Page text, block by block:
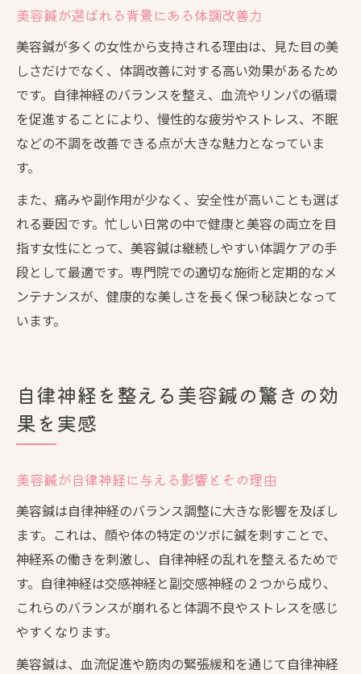
美容鍼が選ばれる背景にある体調改善力
美容鍼が多くの女性から支持される理由は、見た目の美
しさだけでなく、体調改善に対する高い効果があるため
です。自律神経のバランスを整え、血流やリンパの循環
を促進することにより、慢性的な疲労やストレス、不眠
などの不調を改善できる点が大きな魅力となっていま
す。
また、痛みや副作用が少なく、安全性が高いことも選ば
れる要因です。忙しい日常の中で健康と美容の両立を目
指す女性にとって、美容鍼は継続しやすい体調ケアの手
段として最適です。専門院での適切な施術と定期的なメ
ンテナンスが、健康的な美しさを長く保つ秘訣となって
います。
自律神経を整える美容鍼の驚きの効
果を実感
美容鍼が自律神経に与える影響とその理由
美容鍼は自律神経のバランス調整に大きな影響を及ぼし
ます。これは、顔や体の特定のツボに鍼を刺すことで、
神経系の働きを刺激し、自律神経の乱れを整えるためで
す。自律神経は交感神経と副交感神経の２つから成り、
これらのバランスが崩れると体調不良やストレスを感じ
やすくなります。
美容鍼は、血流促進や筋肉の緊張緩和を通じて自律神経